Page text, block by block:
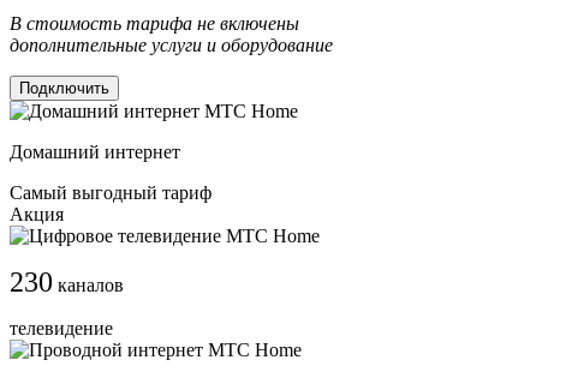
В стоимость тарифа не включены
дополнительные услуги и оборудование
Подключить
Домашний интернет
Самый выгодный тариф
Акция
230 каналов
телевидение